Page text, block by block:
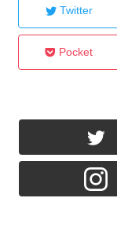
Twitter
Pocket